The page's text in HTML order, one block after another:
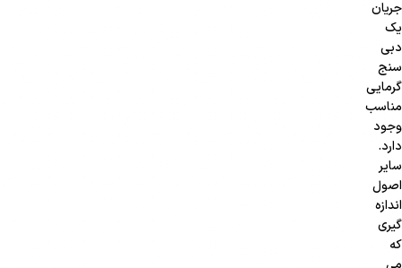
جریان
یک
دبی
سنج
گرمایی
مناسب
وجود
دارد.
سایر
اصول
اندازه
گیری
که